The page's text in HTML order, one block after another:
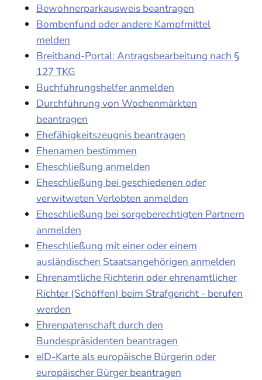
Bewohnerparkausweis beantragen
Bombenfund oder andere Kampfmittel
melden
Breitband-Portal: Antragsbearbeitung nach §
127 TKG
Buchführungshelfer anmelden
Durchführung von Wochenmärkten
beantragen
Ehefähigkeitszeugnis beantragen
Ehenamen bestimmen
Eheschließung anmelden
Eheschließung bei geschiedenen oder
verwitweten Verlobten anmelden
Eheschließung bei sorgeberechtigten Partnern
anmelden
Eheschließung mit einer oder einem
ausländischen Staatsangehörigen anmelden
Ehrenamtliche Richterin oder ehrenamtlicher
Richter (Schöffen) beim Strafgericht - berufen
werden
Ehrenpatenschaft durch den
Bundespräsidenten beantragen
eID-Karte als europäische Bürgerin oder
europäischer Bürger beantragen